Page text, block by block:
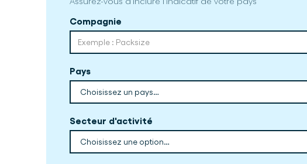
Compagnie
Pays
Secteur d'activité